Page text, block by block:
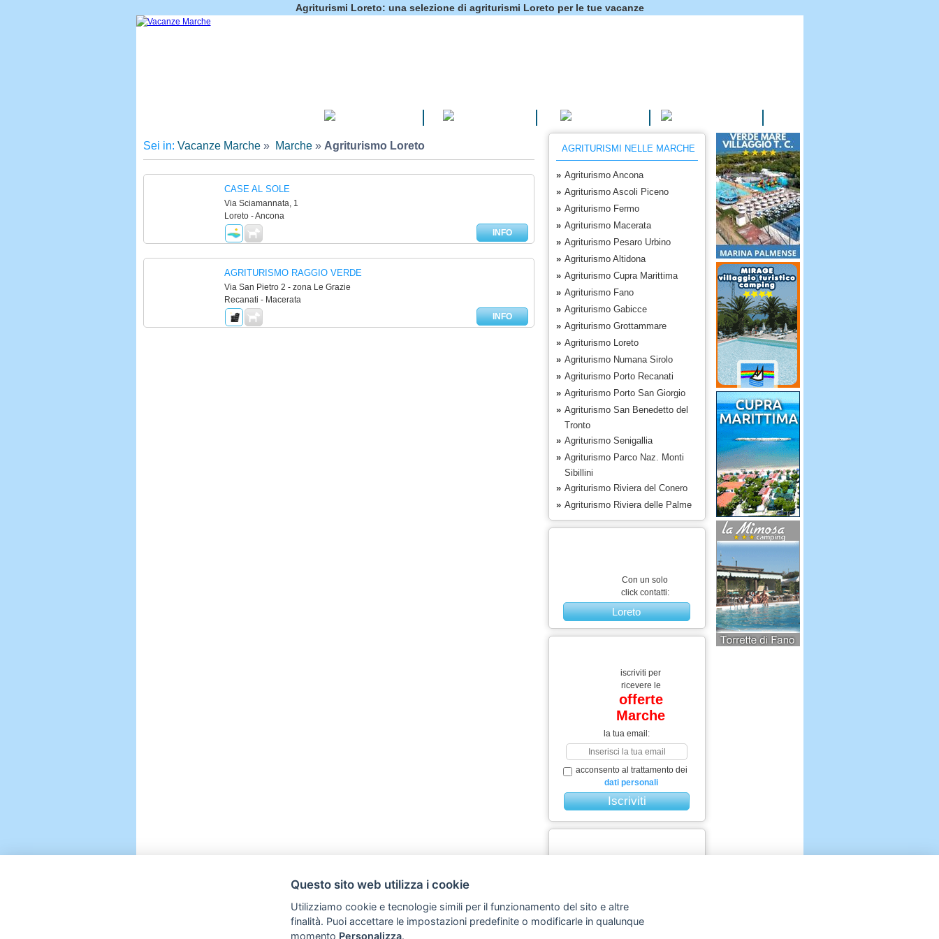
Agriturismi Loreto: una selezione di agriturismi Loreto per le tue vacanze
Sei in: Vacanze Marche» Marche» Agriturismo Loreto
CASE AL SOLE
Via Sciamannata, 1
Loreto - Ancona
INFO
AGRITURISMO RAGGIO VERDE
Via San Pietro 2 - zona Le Grazie
Recanati - Macerata
INFO
AGRITURISMI NELLE MARCHE
» Agriturismo Ancona
» Agriturismo Ascoli Piceno
» Agriturismo Fermo
» Agriturismo Macerata
» Agriturismo Pesaro Urbino
» Agriturismo Altidona
» Agriturismo Cupra Marittima
» Agriturismo Fano
» Agriturismo Gabicce
» Agriturismo Grottammare
» Agriturismo Loreto
» Agriturismo Numana Sirolo
» Agriturismo Porto Recanati
» Agriturismo Porto San Giorgio
» Agriturismo San Benedetto del
Tronto
» Agriturismo Senigallia
» Agriturismo Parco Naz. Monti
Sibillini
» Agriturismo Riviera del Conero
» Agriturismo Riviera delle Palme
Con un solo
click contatti:
Loreto
iscriviti per
ricevere le
offerte
Marche
la tua email:
acconsento al trattamento dei
dati personali
Scopri Le Offerte
Questo sito web utilizza i cookie
Utilizziamo cookie e tecnologie simili per il funzionamento del sito e altre
finalità. Puoi accettare le impostazioni predefinite o modificarle in qualunque
momento Personalizza.